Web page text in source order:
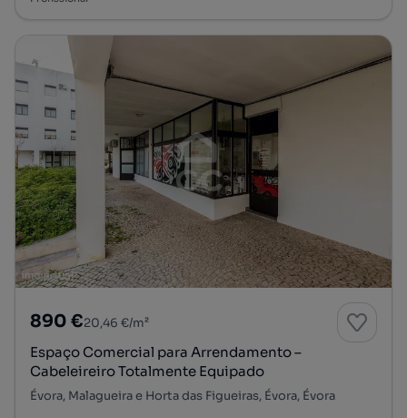
890 €20,46 €/m²
Espaço Comercial para Arrendamento –
Cabeleireiro Totalmente Equipado
Évora, Malagueira e Horta das Figueiras, Évora, Évora